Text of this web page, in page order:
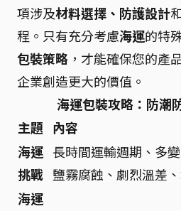
項涉及材料選擇、防護設計
程。只有充分考慮海運的特
包裝策略 ，才能確保您的產
企業創造更大的價值。
海運包裝攻略：防潮
主題 內容
海運
挑戰
長時間運輸週期、多
鹽霧腐蝕、劇烈溫差、
海運